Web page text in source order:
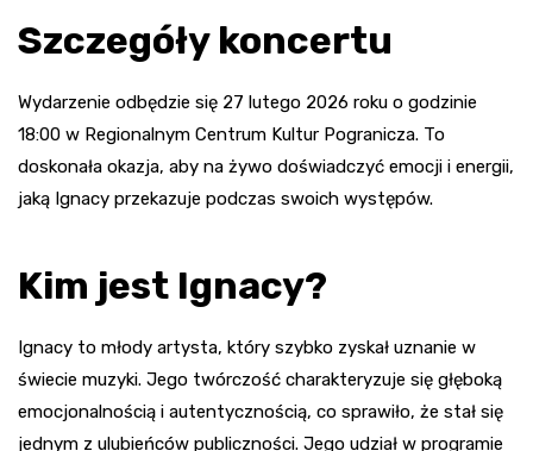
Szczegóły koncertu
Wydarzenie odbędzie się 27 lutego 2026 roku o godzinie
18:00 w Regionalnym Centrum Kultur Pogranicza. To
doskonała okazja, aby na żywo doświadczyć emocji i energii,
jaką Ignacy przekazuje podczas swoich występów.
Kim jest Ignacy?
Ignacy to młody artysta, który szybko zyskał uznanie w
świecie muzyki. Jego twórczość charakteryzuje się głęboką
emocjonalnością i autentycznością, co sprawiło, że stał się
jednym z ulubieńców publiczności. Jego udział w programie